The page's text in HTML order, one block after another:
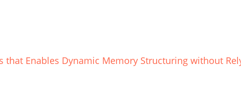
that Enables Dynamic Memory Structuring without